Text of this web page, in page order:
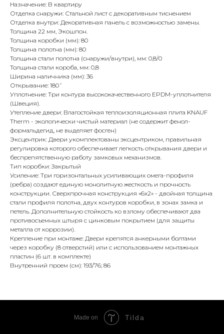
Назначение: В квартиру
Отделка снаружи: Стальной лист с декоративным тиснением
Отделка внутри: Декоративная панель с возможностью замены.
Толщина 22 мм, Экошпон.
Толщина коробки (мм): 80
Толщина полотна (мм): 80
Толщина стали полотна (снаружи/внутри), мм: 0,8/0
Толщина стали короба, мм: 0,8
Ширина наличника (мм): 36
Открывание: 180˚
Уплотнение: Три контура высококачественного EPDM-уплотнителя
(Швеция).
Утепление двери: Влагостойкая теплоизоляционная плита KNAUF
Therm - экологически чистый материал (не содержит фенол-
формальдегид, не выделяет фосген)
Эксцентрик: Двери укомплектованы эксцентриком, правильная
регулировка которого обеспечивает легкость открывания двери и
беспрепятственную работу замковых механизмов.
Тип коробки: Закрытый
Усиление: Три горизонтальных усиливающих омега-профиля
(ребра) создают единую монолитную жесткость и прочность
конструкции. Сверхпрочная конструкция «6x2» - двойная толщина
стали профиля полотна, двух контуров коробки, в зонах замка и
петель. Дополнительную стойкость ко взлому обеспечивают два
противосъемных штыря с цинковым покрытием (для защиты
металла от коррозии).
Крепление при монтаже: Двери крепятся анкерными болтами
через коробку (8 отверстий) или с использованием монтажных
пластин (6 шт. в комплекте)
Внутренний проем (см): 193/76; 86
Made on Tilda